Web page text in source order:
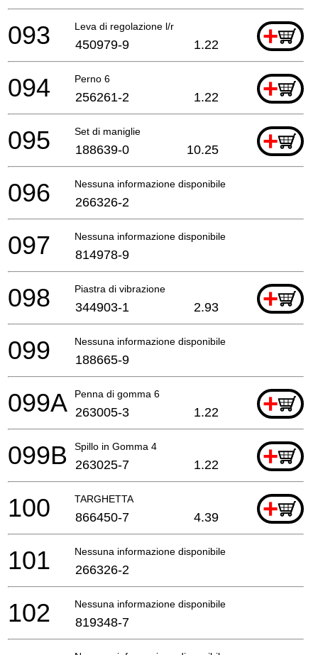
Leva di regolazione l/r +
093 450979-9 1.22
Perno 6 +
094 256261-2 1.22
Set di maniglie +
095 188639-0 10.25
Nessuna informazione disponibile, non ordinabile
096 266326-2
Nessuna informazione disponibile, non ordinabile
097 814978-9
Piastra di vibrazione +
098 344903-1 2.93
Nessuna informazione disponibile, non ordinabile
099 188665-9
Penna di gomma 6 +
099A 263005-3 1.22
Spillo in Gomma 4 +
099B 263025-7 1.22
TARGHETTA +
100 866450-7 4.39
Nessuna informazione disponibile, non ordinabile
101 266326-2
Nessuna informazione disponibile, non ordinabile
102 819348-7